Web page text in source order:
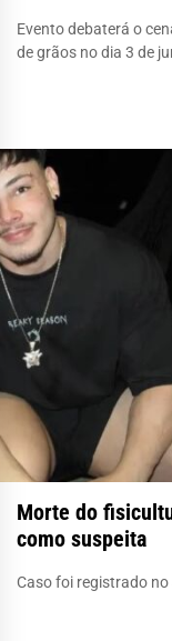
Evento debaterá o
de grãos no dia 3 de
Morte do
como suspeita
Caso foi registrado no